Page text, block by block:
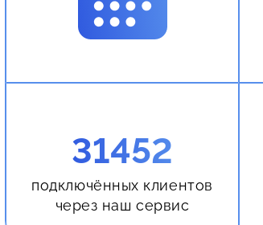
31452
подключённых клиентов
через наш сервис